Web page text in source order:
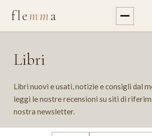
flemma
Libri
Libri nuovi e usati, notizie e consigli dal
leggi le nostre recensioni su siti di
nostra newsletter.